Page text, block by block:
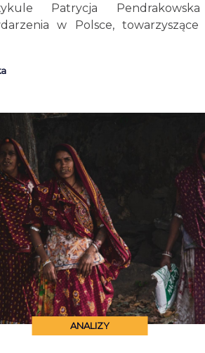
Patrycja
w Polsce, towarzyszące
ANALIZY